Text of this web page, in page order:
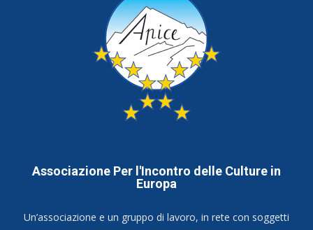
Associazione Per l'Incontro delle Culture in
Europa
Un’associazione e un gruppo di lavoro, in rete con soggetti